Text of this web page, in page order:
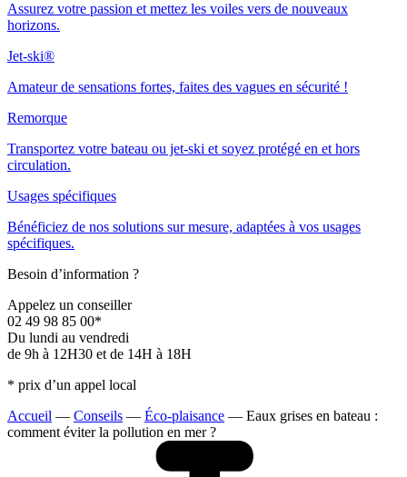
Assurez votre passion et mettez les voiles vers de nouveaux
horizons.
Jet-ski®
Amateur de sensations fortes, faites des vagues en sécurité !
Remorque
Transportez votre bateau ou jet-ski et soyez protégé en et hors
circulation.
Usages spécifiques
Bénéficiez de nos solutions sur mesure, adaptées à vos usages
spécifiques.
Besoin d’information ?
Appelez un conseiller
02 49 98 85 00*
Du lundi au vendredi
de 9h à 12H30 et de 14H à 18H
* prix d’un appel local
Accueil — Conseils — Éco-plaisance — Eaux grises en bateau :
comment éviter la pollution en mer ?